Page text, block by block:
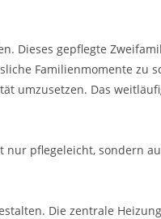
Dieses gepflegte
Familienmomente zu
umzusetzen. Das
pflegeleicht, sondern
Die zentrale